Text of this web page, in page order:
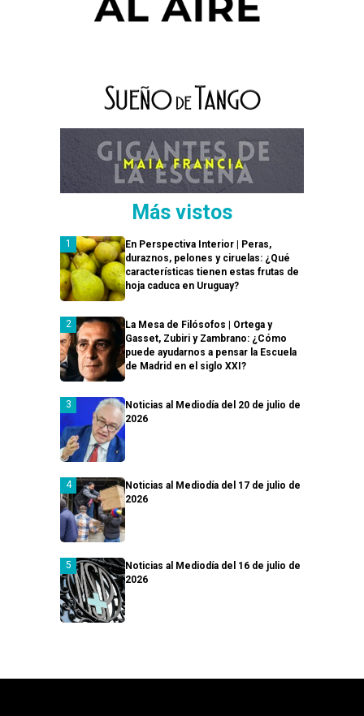
Más vistos
En Perspectiva Interior | Peras,
duraznos, pelones y ciruelas: ¿Qué
características tienen estas frutas de
hoja caduca en Uruguay?
La Mesa de Filósofos | Ortega y
Gasset, Zubiri y Zambrano: ¿Cómo
puede ayudarnos a pensar la Escuela
de Madrid en el siglo XXI?
Noticias al Mediodía del 20 de julio de
2026
Noticias al Mediodía del 17 de julio de
2026
Noticias al Mediodía del 16 de julio de
2026